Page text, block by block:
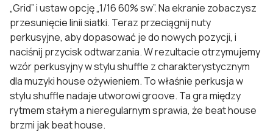
„Grid” i ustaw opcję „1/16 60% sw”. Na ekranie zobaczysz
przesunięcie linii siatki. Teraz przeciągnij nuty
perkusyjne, aby dopasować je do nowych pozycji, i
naciśnij przycisk odtwarzania. W rezultacie otrzymujemy
wzór perkusyjny w stylu shuffle z charakterystycznym
dla muzyki house ożywieniem. To właśnie perkusja w
stylu shuffle nadaje utworowi groove. Ta gra między
rytmem stałym a nieregularnym sprawia, że beat house
brzmi jak beat house.